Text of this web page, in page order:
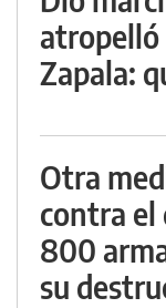
atropelló
Zapala:
Otra
contra el
800
su